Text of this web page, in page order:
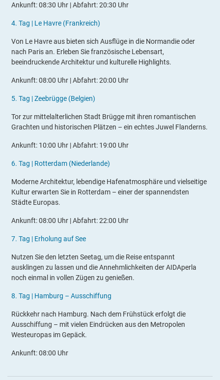
Ankunft: 08:30 Uhr | Abfahrt: 20:30 Uhr
4. Tag | Le Havre (Frankreich)
Von Le Havre aus bieten sich Ausflüge in die Normandie oder
nach Paris an. Erleben Sie französische Lebensart,
beeindruckende Architektur und kulturelle Highlights.
Ankunft: 08:00 Uhr | Abfahrt: 20:00 Uhr
5. Tag |Zeebrügge (Belgien)
Tor zur mittelalterlichen Stadt Brügge mit ihren romantischen
Grachten und historischen Plätzen – ein echtes Juwel Flanderns.
Ankunft: 10:00 Uhr | Abfahrt: 19:00 Uhr
6. Tag | Rotterdam (Niederlande)
Moderne Architektur, lebendige Hafenatmosphäre und vielseitige
Kultur erwarten Sie in Rotterdam – einer der spannendsten
Städte Europas.
Ankunft: 08:00 Uhr | Abfahrt: 22:00 Uhr
7. Tag | Erholung auf See
Nutzen Sie den letzten Seetag, um die Reise entspannt
ausklingen zu lassen und die Annehmlichkeiten der AIDAperla
noch einmal in vollen Zügen zu genießen.
8. Tag | Hamburg – Ausschiffung
Rückkehr nach Hamburg. Nach dem Frühstück erfolgt die
Ausschiffung – mit vielen Eindrücken aus den Metropolen
Westeuropas im Gepäck.
Ankunft: 08:00 Uhr